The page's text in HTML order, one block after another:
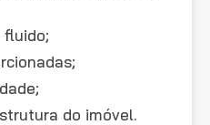
fluido;
do imóvel.